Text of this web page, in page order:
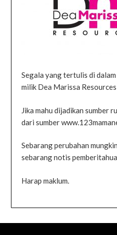
Segala yang tertulis di
milik Dea Marissa
Jika mahu dijadikan sumber
dari sumber
Sebarang perubahan
sebarang notis
Harap maklum.